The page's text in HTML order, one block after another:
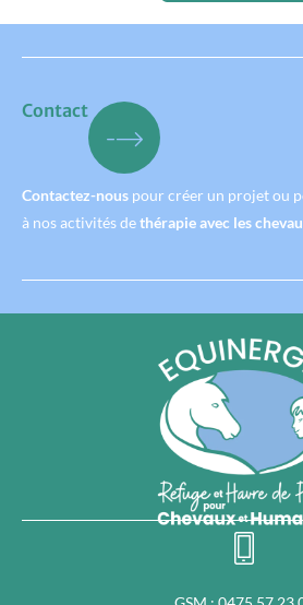
Contact
Contactez-nous pour créer un projet ou
à nos activités dethérapie avec les